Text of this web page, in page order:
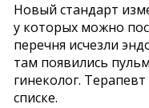
Новый стандарт
у которых можно
перечня исчезли
там появились
гинеколог.
списке.